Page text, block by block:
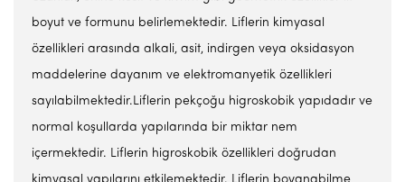
boyut ve formunu belirlemektedir. Liflerin kimyasal
özellikleri arasında alkali, asit, indirgen veya oksidasyon
maddelerine dayanım ve elektromanyetik özellikleri
sayılabilmektedir.Liflerin pekçoğu higroskobik yapıdadır ve
normal koşullarda yapılarında bir miktar nem
içermektedir. Liflerin higroskobik özellikleri doğrudan